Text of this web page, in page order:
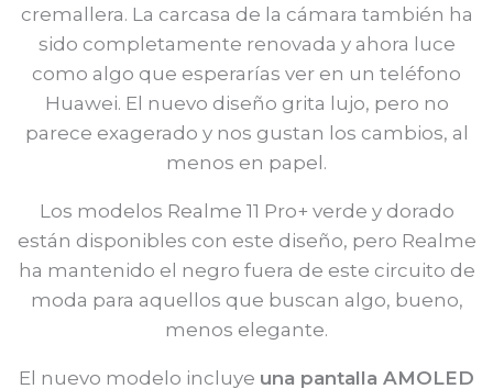
cremallera. La carcasa de la cámara también ha
sido completamente renovada y ahora luce
como algo que esperarías ver en un teléfono
Huawei. El nuevo diseño grita lujo, pero no
parece exagerado y nos gustan los cambios, al
menos en papel.
Los modelos Realme 11 Pro+ verde y dorado
están disponibles con este diseño, pero Realme
ha mantenido el negro fuera de este circuito de
moda para aquellos que buscan algo, bueno,
menos elegante.
El nuevo modelo incluye una pantalla AMOLED